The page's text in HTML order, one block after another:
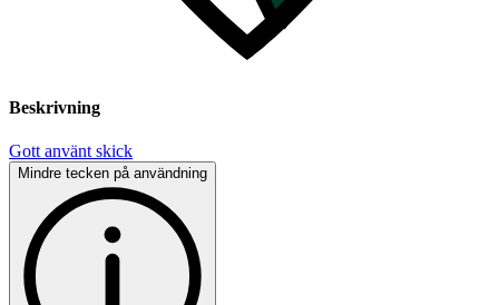
Beskrivning
Gott använt skick
Mindre tecken på användning